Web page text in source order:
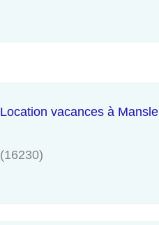
Location vacances à Mansle
(16230)